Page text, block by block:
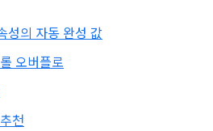
의 자동 완성 값
오버플로
천